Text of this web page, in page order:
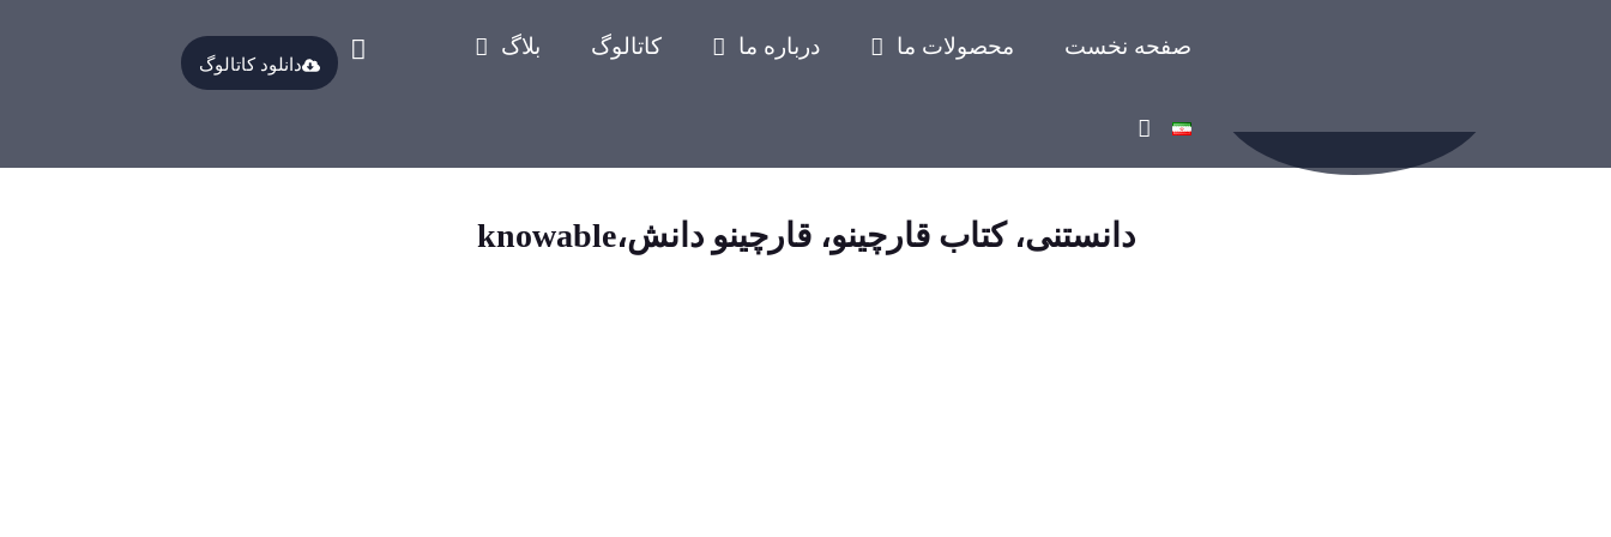
صفحه نخست محصولات ما درباره ما کاتالوگ بلاگ
دانلود کاتالوگ
دانستنی، کتاب قارچینو، قارچینو دانش،knowable